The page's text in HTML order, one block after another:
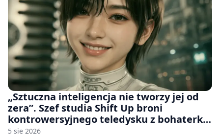
„Sztuczna inteligencja nie tworzy jej od
zera”. Szef studia Shift Up broni
kontrowersyjnego teledysku z bohaterką
Stellar Blade: Blood Rain
5 sie 2026